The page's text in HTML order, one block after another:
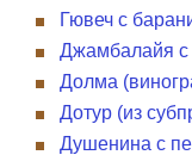
Гювеч с
Джамбалайя с
Долма
Дотур (из
Душенина с